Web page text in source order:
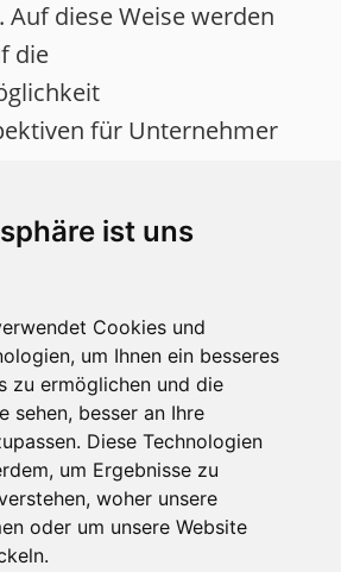
ist uns
Cookies und
um Ihnen ein besseres
zu ermöglichen und die
sehen, besser an Ihre
Diese Technologien
um Ergebnisse zu
woher unsere
oder um unsere Website
Auf diese Weise werden
die
für Unternehmer
Unternehmen nach
und modernen
200 m² zum Kauf oder zur
Gewerbeimmobilien-
bedienen. Mit
das es in dieser Form
schließen wir einerseits
Andererseits wird
Möglichkeit geboten,